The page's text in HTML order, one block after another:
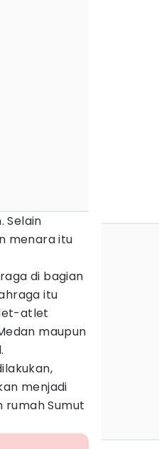
Selain
menara itu
di bagian
itu
atlet
maupun
menjadi
rumah Sumut